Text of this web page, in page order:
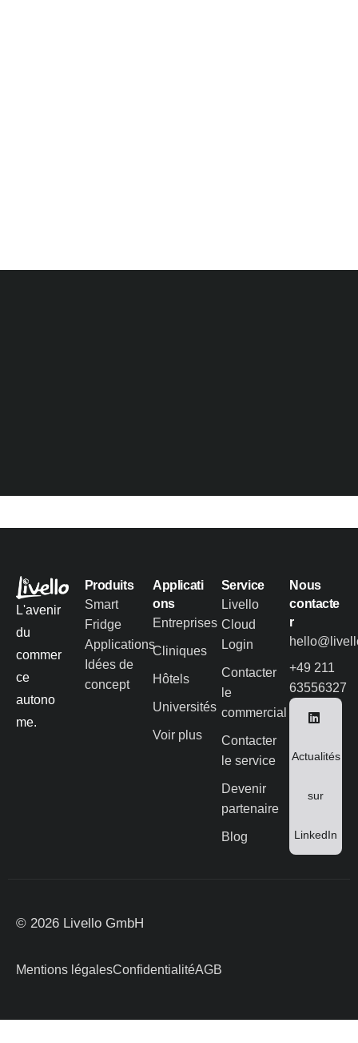
L'avenir
du
commer
ce
autono
me.
Produits
Smart
Fridge
Applications
Idées de
concept
Applicati
ons
Entreprises
Cliniques
Hôtels
Universités
Voir plus
Service
Livello
Cloud
Login
Contacter
le
commercial
Contacter
le service
Devenir
partenaire
Blog
Nous
contacte
r
+49 211
63556327
Actualités
sur
LinkedIn
© 2026 Livello GmbH
Mentions légalesConfidentialitéAGB